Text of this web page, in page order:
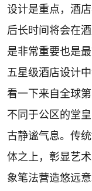
设计是重点，酒
后长时间将会在
是非常重要也是
五星级酒店设计
看一下来自全球
不同于公区的堂
古静谧气息。传
体之上，彰显艺
象笔法营造悠远